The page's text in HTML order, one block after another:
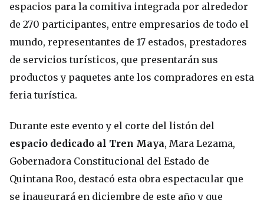
espacios para la comitiva integrada por alrededor
de 270 participantes, entre empresarios de todo el
mundo, representantes de 17 estados, prestadores
de servicios turísticos, que presentarán sus
productos y paquetes ante los compradores en esta
feria turística.
Durante este evento y el corte del listón del
espacio dedicado al Tren Maya, Mara Lezama,
Gobernadora Constitucional del Estado de
Quintana Roo, destacó esta obra espectacular que
se inaugurará en diciembre de este año y que